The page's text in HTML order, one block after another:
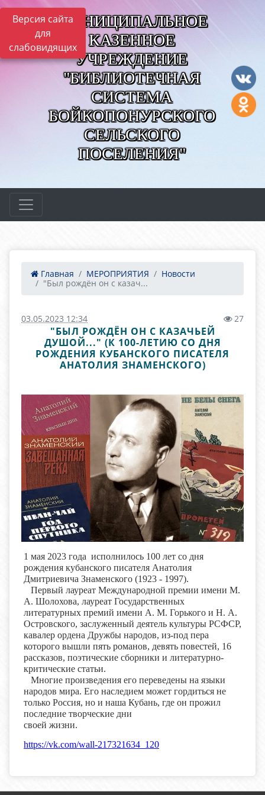
Версия сайта
для
слабовидящих
МУНИЦИПАЛЬНОЕ
КАЗЕННОЕ
УЧРЕЖДЕНИЕ
"БИБЛИОТЕЧНАЯ
СИСТЕМА
БОЙКОПОНУРСКОГО
СЕЛЬСКОГО
ПОСЕЛЕНИЯ"
Главная МЕРОПРИЯТИЯ
Новости
"Был рождён он с казач...
03.05.2023 12:34 27
"БЫЛ РОЖДЁН ОН С КАЗАЧЬЕЙ
ДУШОЙ..." (К 100-ЛЕТИЮ СО ДНЯ
РОЖДЕНИЯ КУБАНСКОГО ПИСАТЕЛЯ
АНАТОЛИЯ ЗНАМЕНСКОГО)
1 мая 2023 года исполнилось 100 лет со дня
рождения кубанского писателя Анатолия
Дмитриевича Знаменского (1923 - 1997).
Первый лауреат Международной премии имени М.
А. Шолохова, лауреат Государственных
литературных премий имени А. М. Горького и Н. А.
Островского, заслуженный деятель культуры РСФСР,
кавалер ордена Дружбы народов, из-под пера
которого вышли пять романов, девять повестей, 16
рассказов, поэтические сборники и литературно-
критические статьи.
Многие произведения его переведены на языки
народов мира. Его наследием может гордиться не
только Россия, но и наша Кубань, где он прожил
последние творческие дни
своей жизни.
https://vk.com/wall-217321634_120